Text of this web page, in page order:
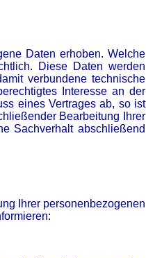
Daten erhoben. Welche
Diese Daten werden
verbundene technische
Interesse an der
eines Vertrages ab, so ist
Bearbeitung Ihrer
Sachverhalt abschließend
Ihrer personenbezogenen